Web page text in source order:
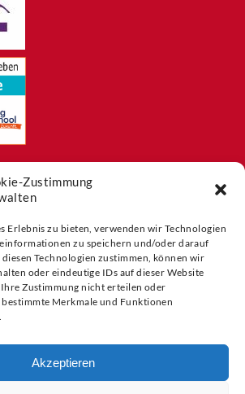
Zustimmung
Erlebnis zu bieten, verwenden wir Technologien
zu speichern und/oder darauf
Technologien zustimmen, können wir
oder eindeutige IDs auf dieser Website
Zustimmung nicht erteilen oder
Merkmale und Funktionen
Akzeptieren